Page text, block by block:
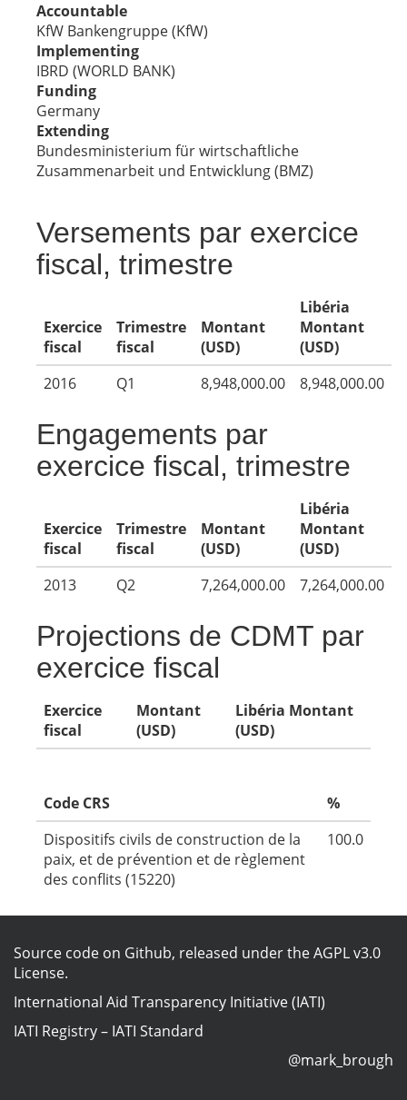
Accountable
KfW Bankengruppe (KfW)
Implementing
IBRD (WORLD BANK)
Funding
Germany
Extending
Bundesministerium für wirtschaftliche
Zusammenarbeit und Entwicklung (BMZ)
Versements par exercice
fiscal, trimestre
Exercice
fiscal
Trimestre
fiscal
Montant
(USD)
Libéria
Montant
(USD)
2016
Q1 8,948,000.00 8,948,000.00
Engagements par
exercice fiscal, trimestre
Exercice
fiscal
Trimestre
fiscal
Montant
(USD)
Libéria
Montant
(USD)
2013
Q2 7,264,000.00 7,264,000.00
Projections de CDMT par
exercice fiscal
Exercice
fiscal
Montant
(USD)
Libéria Montant
(USD)
Code CRS
%
Dispositifs civils de construction de la
paix, et de prévention et de règlement
des conflits (15220)
100.0
Source code on Github, released under theAGPL v3.0
License.
International Aid Transparency Initiative (IATI)
IATI Registry– IATI Standard
@mark_brough